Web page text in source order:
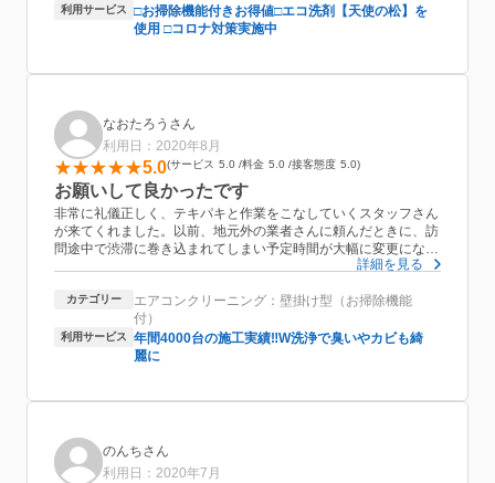
利用サービス
□お掃除機能付きお得値□エコ洗剤【天使の松】を
使用 □コロナ対策実施中
なおたろうさん
利用日：2020年8月
5.0 サービス 5.0 料金 5.0 接客態度 5.0
お願いして良かったです
非常に礼儀正しく、テキパキと作業をこなしていくスタッフさん
が来てくれました。以前、地元外の業者さんに頼んだときに、訪
問途中で渋滞に巻き込まれてしまい予定時間が大幅に変更になっ
てしまったことがありました。この度は、作業開始時間の遅延が
ないのですが、エアコンもきれいになり、接客も好感が持てて、
またお願いしたいと思いました。
詳細を見る
カテゴリー
エアコンクリーニング：壁掛け型（お掃除機能
付）
利用サービス
年間4000台の施工実績‼️W洗浄で臭いやカビも綺
麗に
のんちさん
利用日：2020年7月